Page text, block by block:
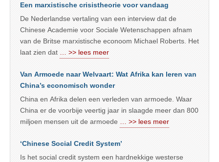
Een marxistische crisistheorie voor vandaag
De Nederlandse vertaling van een interview dat de
Chinese Academie voor Sociale Wetenschappen afnam
van de Britse marxistische econoom Michael Roberts. Het
laat zien dat
… >> lees meer
Van Armoede naar Welvaart: Wat Afrika kan leren van
China’s economisch wonder
China en Afrika delen een verleden van armoede. Waar
China er de voorbije veertig jaar in slaagde meer dan 800
miljoen mensen uit de armoede
… >> lees meer
‘Chinese Social Credit System’
Is het social credit system een hardnekkige westerse